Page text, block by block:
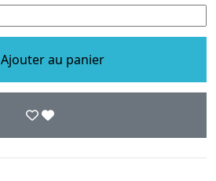
Ajouter au panier